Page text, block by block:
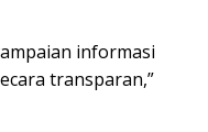
informasi
transparan,”